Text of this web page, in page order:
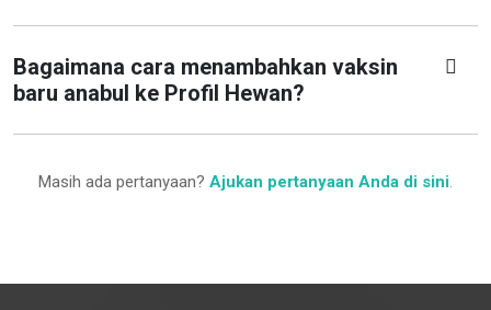
Bagaimana cara menambahkan vaksin
baru anabul ke Profil Hewan?
Masih ada pertanyaan? Ajukan pertanyaan Anda di sini.